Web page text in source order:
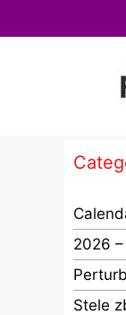
la
2026
Stele